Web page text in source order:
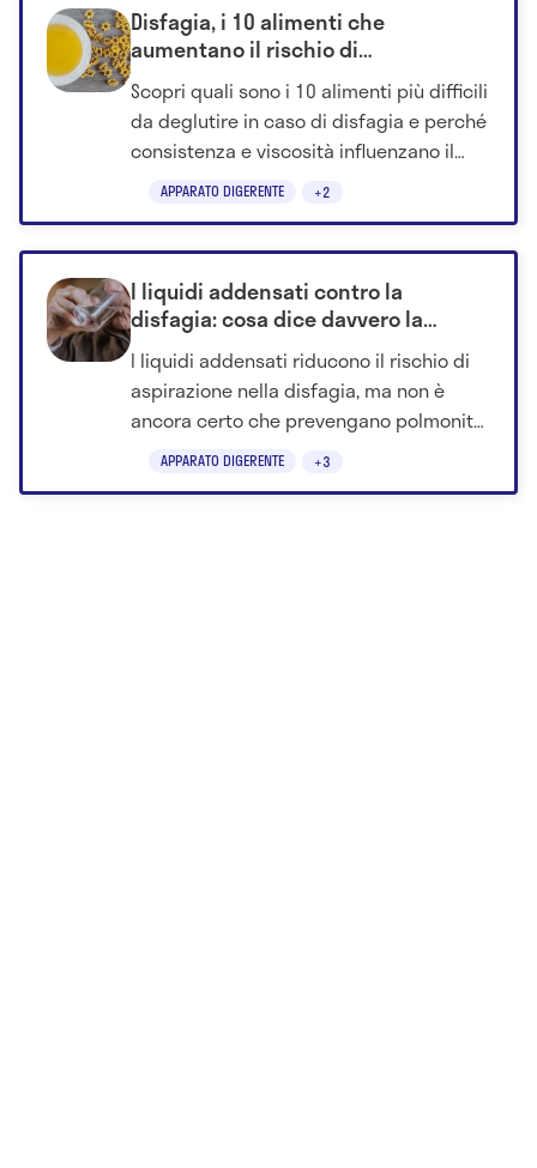
APPARATO DIGERENTE +2
Disfagia, i 10 alimenti che
aumentano il rischio di
soffocamento (e perché in pochi lo
sanno)
Scopri quali sono i 10 alimenti più difficili
da deglutire in caso di disfagia e perché
consistenza e viscosità influenzano il
rischio di soffocamento.
APPARATO DIGERENTE +3
I liquidi addensati contro la
disfagia: cosa dice davvero la
ricerca
I liquidi addensati riducono il rischio di
aspirazione nella disfagia, ma non è
ancora certo che prevengano polmonite
e disidratazione.